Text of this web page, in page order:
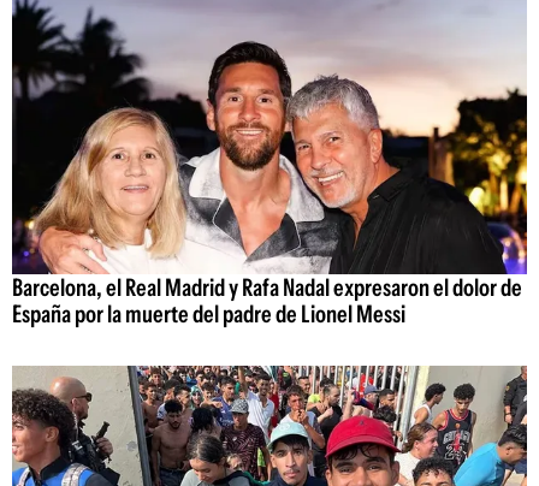
Barcelona, el Real Madrid y Rafa Nadal expresaron el dolor de
España por la muerte del padre de Lionel Messi